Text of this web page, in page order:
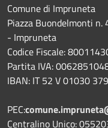
Comune di Impruneta
Piazza Buondelmonti
- Impruneta
Codice Fiscale:
Partita IVA:
IBAN: IT 52 V 01030
PEC:
Centralino Unico: